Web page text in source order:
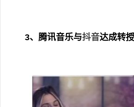
3、腾讯音乐与抖音达成转